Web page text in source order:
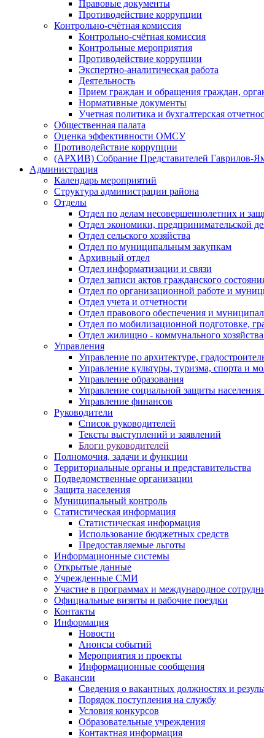
Правовые документы
Противодействие коррупции
Контрольно-счётная комиссия
Контрольно-счётная комиссия
Контрольные мероприятия
Противодействие коррупции
Экспертно-аналитическая работа
Деятельность
Прием граждан и обращения граждан,
Нормативные документы
Учетная политика и бухгалтерская
Общественная палата
Оценка эффективности ОМСУ
Противодействие коррупции
(АРХИВ) Собрание Представителей Гаврилов-
Администрация
Календарь мероприятий
Структура администрации района
Отделы
Отдел по делам несовершеннолетних и
Отдел экономики, предпринимательской
Отдел сельского хозяйства
Отдел по муниципальным закупкам
Архивный отдел
Отдел информатизации и связи
Отдел записи актов гражданского
Отдел по организационной работе и
Отдел учета и отчетности
Отдел правового обеспечения и
Отдел по мобилизационной подготовке,
Отдел жилищно - коммунального хозяйства
Управления
Управление по архитектуре,
Управление культуры, туризма, спорта и
Управление образования
Управление социальной защиты населения
Управление финансов
Руководители
Список руководителей
Тексты выступлений и заявлений
Блоги руководителей
Полномочия, задачи и функции
Территориальные органы и представительства
Подведомственные организации
Защита населения
Муниципальный контроль
Статистическая информация
Статистическая информация
Использование бюджетных средств
Предоставляемые льготы
Информационные системы
Открытые данные
Учрежденные СМИ
Участие в программах и международное
Официальные визиты и рабочие поездки
Контакты
Информация
Новости
Анонсы событий
Мероприятия и проекты
Информационные сообщения
Вакансии
Сведения о вакантных должностях и
Порядок поступления на службу
Условия конкурсов
Образовательные учреждения
Контактная информация